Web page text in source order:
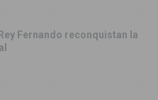
Fernando reconquistan la